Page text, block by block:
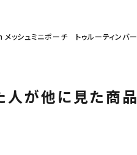
ッシュミニポーチ トゥルーティンバー
人が他に見た商品